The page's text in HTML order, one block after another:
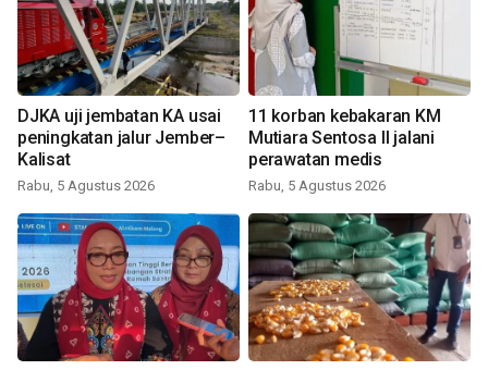
DJKA uji jembatan KA usai
peningkatan jalur Jember–
Kalisat
Rabu, 5 Agustus 2026
11 korban kebakaran KM
Mutiara Sentosa II jalani
perawatan medis
Rabu, 5 Agustus 2026